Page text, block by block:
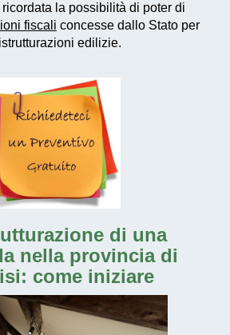
ricordata la possibilità di poter di
fiscali concesse dallo Stato per
edilizie.
di una
nella provincia di
: come iniziare